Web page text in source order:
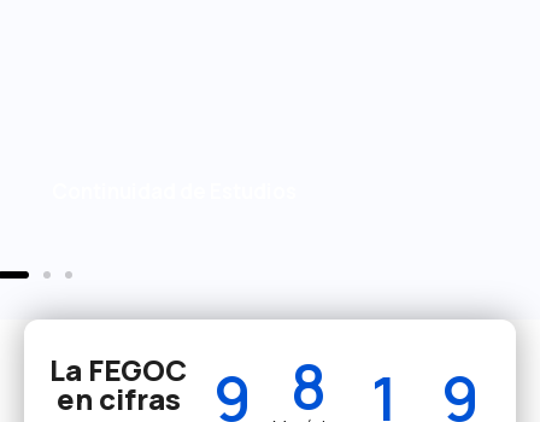
La FEGOC
en cifras 9 8 1 14